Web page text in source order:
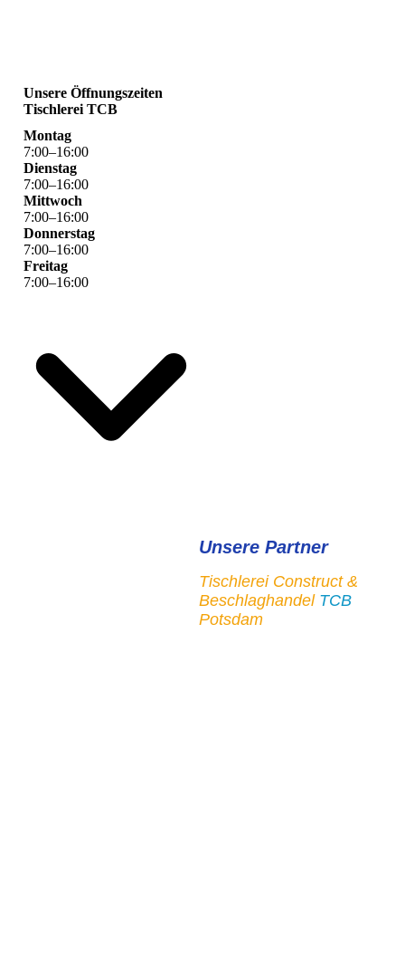
Unsere Öffnungszeiten
Tischlerei TCB
Montag
7:00–16:00
Dienstag
7:00–16:00
Mittwoch
7:00–16:00
Donnerstag
7:00–16:00
Freitag
7:00–16:00
Unsere Partner
Tischlerei Construct &
Beschlaghandel TCB
Potsdam